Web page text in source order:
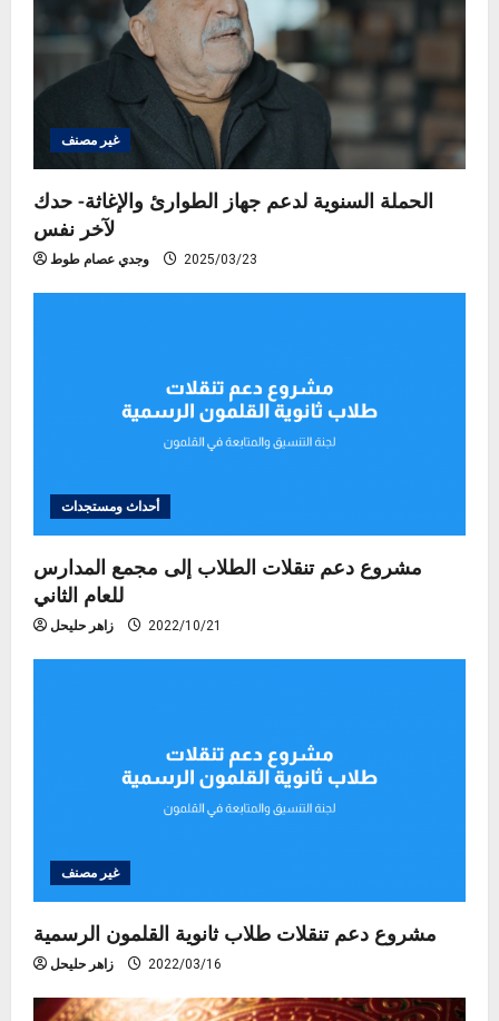
غير مصنف
الحملة السنوية لدعم جهاز الطوارئ والإغاثة- حدك
لآخر نفس
وجدي عصام طوط 2025/03/23
أحداث ومستجدات
مشروع دعم تنقلات الطلاب إلى مجمع المدارس
للعام الثاني
زاهر حليحل 2022/10/21
غير مصنف
مشروع دعم تنقلات طلاب ثانوية القلمون الرسمية
زاهر حليحل 2022/03/16